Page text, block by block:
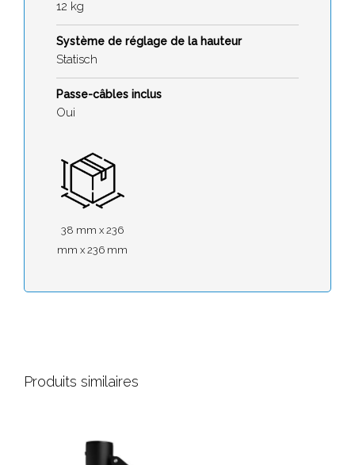
12 kg
Système de réglage de la hauteur
Statisch
Passe-câbles inclus
Oui
38 mm x 236
mm x 236 mm
Produits similaires